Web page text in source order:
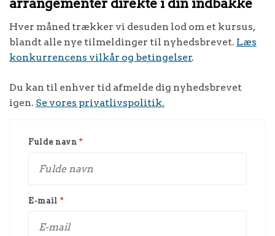
Hver måned trækker vi desuden lod om et kursus,
blandt alle nye tilmeldinger til nyhedsbrevet. Læs
konkurrencens vilkår og betingelser.
Du kan til enhver tid afmelde dig nyhedsbrevet
igen. Se vores privatlivspolitik.
Fulde navn*
E-mail *